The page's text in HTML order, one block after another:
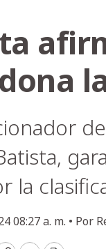
Batista,
la
08:27 a. m. • Por